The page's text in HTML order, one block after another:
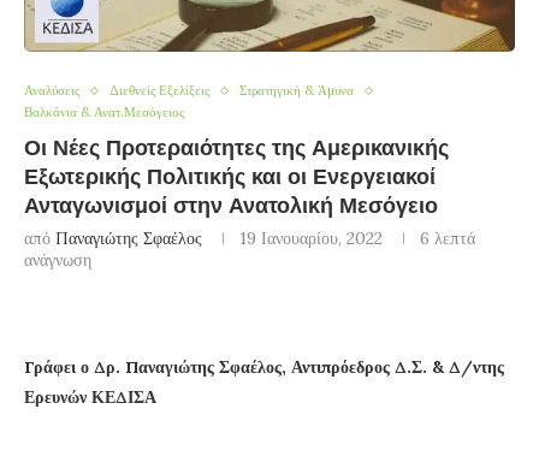
Αναλύσεις Διεθνείς Εξελίξεις
Στρατηγική & Άμυνα
Βαλκάνια & Ανατ.Μεσόγειος
Οι Νέες Προτεραιότητες της Αμερικανικής
Εξωτερικής Πολιτικής και οι Ενεργειακοί
Ανταγωνισμοί στην Ανατολική Μεσόγειο
από Παναγιώτης Σφαέλος 19 Ιανουαρίου, 2022
6 λεπτά
ανάγνωση
Γράφει ο Δρ. Παναγιώτης Σφαέλος, Αντιπρόεδρος Δ.Σ. & Δ/ντης
Ερευνών ΚΕΔΙΣΑ